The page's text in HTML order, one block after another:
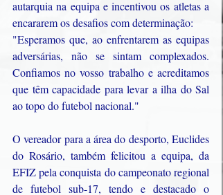
autarquia na equipa e incentivou os atletas a
encararem os desafios com determinação:
"Esperamos que, ao enfrentarem as equipas
adversárias, não se sintam complexados.
Confiamos no vosso trabalho e acreditamos
que têm capacidade para levar a ilha do Sal
ao topo do futebol nacional."
O vereador para a área do desporto, Euclides
do Rosário, também felicitou a equipa, da
EFIZ pela conquista do campeonato regional
de futebol sub-17, tendo e destacado o